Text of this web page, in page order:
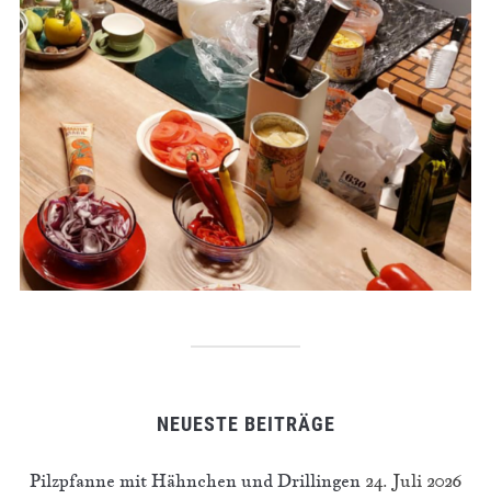
NEUESTE BEITRÄGE
Pilzpfanne mit Hähnchen und Drillingen 24. Juli 2026